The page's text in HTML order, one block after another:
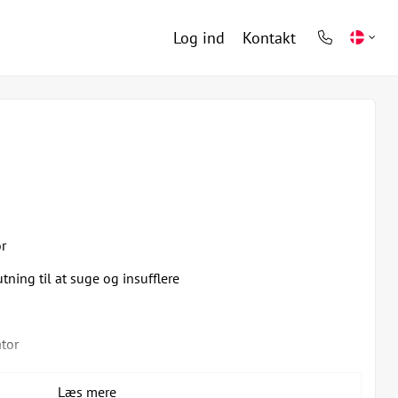
Log ind Kontakt
phone
til at suge og insufflere
Læs mere